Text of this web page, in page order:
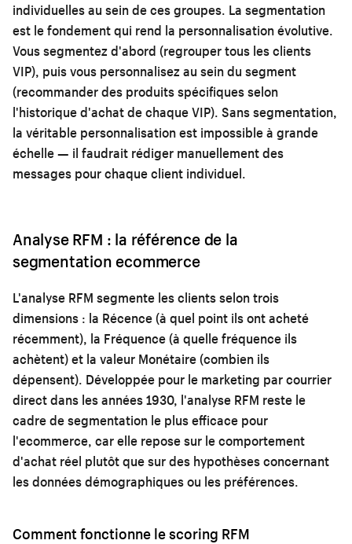
individuelles au sein de ces groupes. La segmentation
est le fondement qui rend la personnalisation évolutive.
Vous segmentez d'abord (regrouper tous les clients
VIP), puis vous personnalisez au sein du segment
(recommander des produits spécifiques selon
l'historique d'achat de chaque VIP). Sans segmentation,
la véritable personnalisation est impossible à grande
échelle — il faudrait rédiger manuellement des
messages pour chaque client individuel.
Analyse RFM : la référence de la
segmentation ecommerce
L'analyse RFM segmente les clients selon trois
dimensions : la Récence (à quel point ils ont acheté
récemment), la Fréquence (à quelle fréquence ils
achètent) et la valeur Monétaire (combien ils
dépensent). Développée pour le marketing par courrier
direct dans les années 1930, l'analyse RFM reste le
cadre de segmentation le plus efficace pour
l'ecommerce, car elle repose sur le comportement
d'achat réel plutôt que sur des hypothèses concernant
les données démographiques ou les préférences.
Comment fonctionne le scoring RFM